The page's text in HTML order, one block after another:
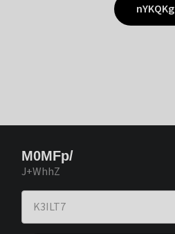
nYKQKg
M0MFp/
J+WhhZ